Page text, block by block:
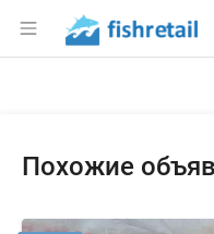
Раздел
Похожие